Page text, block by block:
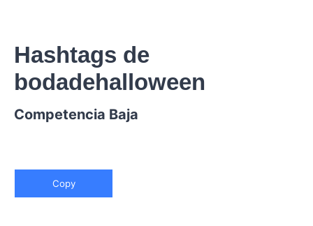
Hashtags de
bodadehalloween
Competencia Baja
Copy